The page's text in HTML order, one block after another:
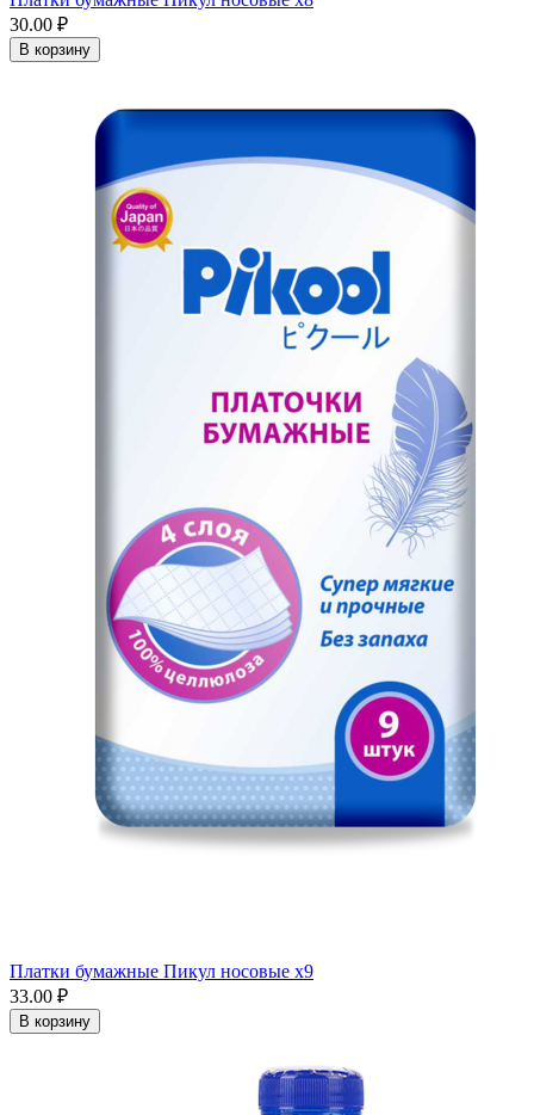
30.00 ₽
В корзину
Платки бумажные Пикул носовые x9
33.00 ₽
В корзину